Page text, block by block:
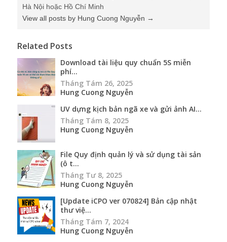
Hà Nội hoặc Hồ Chí Minh
View all posts by Hung Cuong Nguyễn →
Related Posts
Download tài liệu quy chuẩn 5S miễn
phí...
Tháng Tám 26, 2025
Hung Cuong Nguyễn
UV dựng kịch bản ngã xe và gửi ảnh AI...
Tháng Tám 8, 2025
Hung Cuong Nguyễn
File Quy định quản lý và sử dụng tài sản
(ô t...
Tháng Tư 8, 2025
Hung Cuong Nguyễn
[Update iCPO ver 070824] Bản cập nhật
thư việ...
Tháng Tám 7, 2024
Hung Cuong Nguyễn